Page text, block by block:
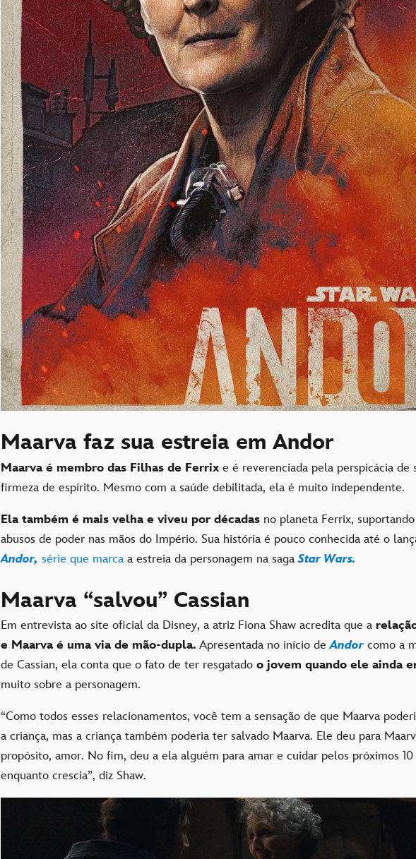
Maarva faz sua estreia em Andor
Maarva é membro das Filhas de Ferrix e é reverenciada pela perspicácia de
firmeza de espírito. Mesmo com a saúde debilitada, ela é muito independente.
Ela também é mais velha e viveu por décadas no planeta Ferrix,
abusos de poder nas mãos do Império. Sua história é pouco conhecida até o
Andor, série que marca a estreia da personagem na sagaStar Wars.
Maarva “salvou” Cassian
Em entrevista ao site oficial da Disney, a atriz Fiona Shaw acredita que a
e Maarva é uma via de mão-dupla. Apresentada no início deAndor como a
de Cassian, ela conta que o fato de ter resgatado o jovem quando ele ainda
muito sobre a personagem.
“Como todos esses relacionamentos, você tem a sensação de que Maarva
a criança, mas a criança também poderia ter salvado Maarva. Ele deu para
propósito, amor. No fim, deu a ela alguém para amar e cuidar pelos próximos 10
enquanto crescia”, diz Shaw.